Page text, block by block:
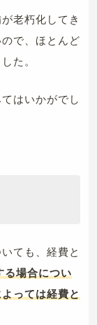
老朽化してき
で、ほとんど
た。
はいかがでし
ても、経費と
る場合につい
っては経費と